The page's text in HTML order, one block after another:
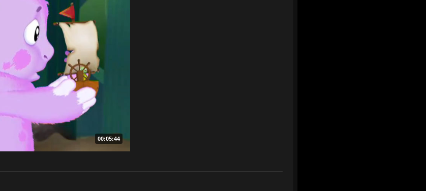
00:05:44